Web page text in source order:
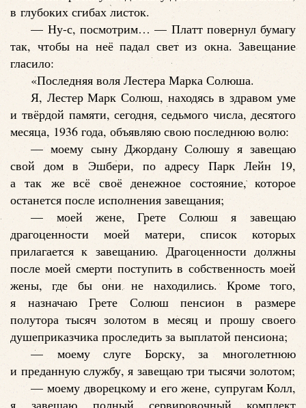
в глубоких сгибах листок.
— Ну-с, посмотрим… — Платт повернул бумагу
так, чтобы на неё падал свет из окна. Завещание
гласило:
«Последняя воля Лестера Марка Солюша.
Я, Лестер Марк Солюш, находясь в здравом уме
и твёрдой памяти, сегодня, седьмого числа, десятого
месяца, 1936 года, объявляю свою последнюю волю:
— моему сыну Джордану Солюшу я завещаю
свой дом в Эшбери, по адресу Парк Лейн 19,
а так же всё своё денежное состояние, которое
останется после исполнения завещания;
— моей жене, Грете Солюш я завещаю
драгоценности моей матери, список которых
прилагается к завещанию. Драгоценности должны
после моей смерти поступить в собственность моей
жены, где бы они не находились. Кроме того,
я назначаю Грете Солюш пенсион в размере
полутора тысяч золотом в месяц и прошу своего
душеприказчика проследить за выплатой пенсиона;
— моему слуге Борску, за многолетнюю
и преданную службу, я завещаю три тысячи золотом;
— моему дворецкому и его жене, супругам Колл,
я завещаю полный сервировочный комплект